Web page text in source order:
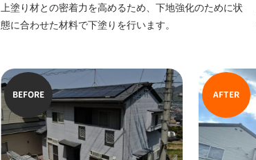
上塗り材との密着力を高めるため、下地強化のために状
態に合わせた材料で下塗りを行います。
AFTER
BEFORE